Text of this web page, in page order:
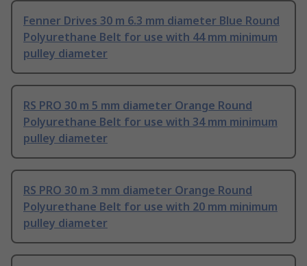
Fenner Drives 30 m 6.3 mm diameter Blue Round
Polyurethane Belt for use with 44 mm minimum
pulley diameter
RS PRO 30 m 5 mm diameter Orange Round
Polyurethane Belt for use with 34 mm minimum
pulley diameter
RS PRO 30 m 3 mm diameter Orange Round
Polyurethane Belt for use with 20 mm minimum
pulley diameter